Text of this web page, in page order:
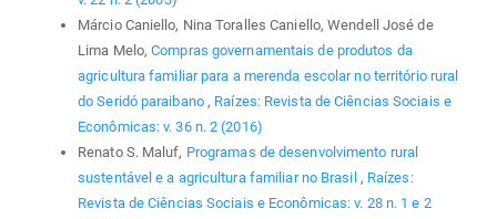
Márcio Caniello, Nina Toralles Caniello, Wendell José de
Lima Melo,Compras governamentais de produtos da
agricultura familiar para a merenda escolar no território rural
do Seridó paraibano , Raízes: Revista de Ciências Sociais e
Econômicas: v. 36 n. 2 (2016)
Renato S. Maluf, Programas de desenvolvimento rural
sustentável e a agricultura familiar no Brasil , Raízes:
Revista de Ciências Sociais e Econômicas: v. 28 n. 1 e 2